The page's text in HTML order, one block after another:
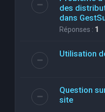
des
dans
Réponses : 1
Utilisation
Question
site